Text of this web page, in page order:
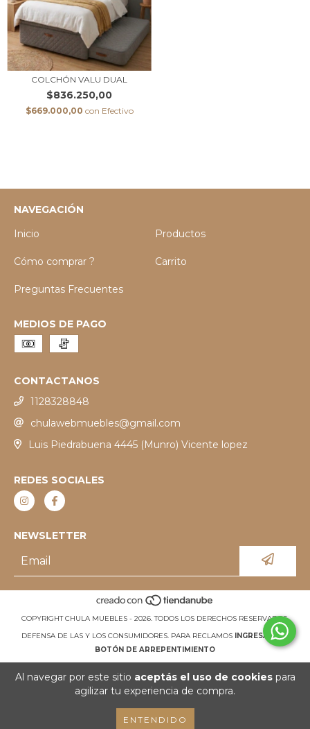
Al navegar por este sitio aceptás el uso de cookiespara
agilizar tu experiencia de compra.
ENTENDIDO
COLCHÓN VALU DUAL
$836.250,00
$669.000,00 con Efectivo
NAVEGACIÓN
Inicio
Productos
Cómo comprar ? Carrito
Preguntas Frecuentes
MEDIOS DE PAGO
CONTACTANOS
1128328848
chulawebmuebles@gmail.com
Luis Piedrabuena 4445 (Munro) Vicente lopez
REDES SOCIALES
NEWSLETTER
COPYRIGHT CHULA MUEBLES - 2026. TODOS LOS DERECHOS RESERVADOS.
DEFENSA DE LAS Y LOS CONSUMIDORES. PARA RECLAMOS
INGRESÁ ACÁ.
BOTÓN DE ARREPENTIMIENTO